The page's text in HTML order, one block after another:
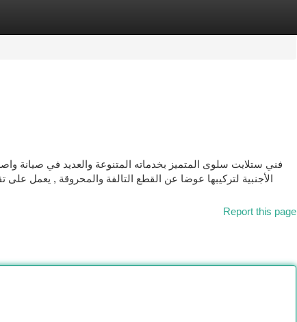
فني ستلايت سلوى المتميز بخدماته المتنوعة والعديد في صيانة
الأجنبية لتركيبها عوضا عن القطع التالفة والمحروقة , يعمل على
Report this page